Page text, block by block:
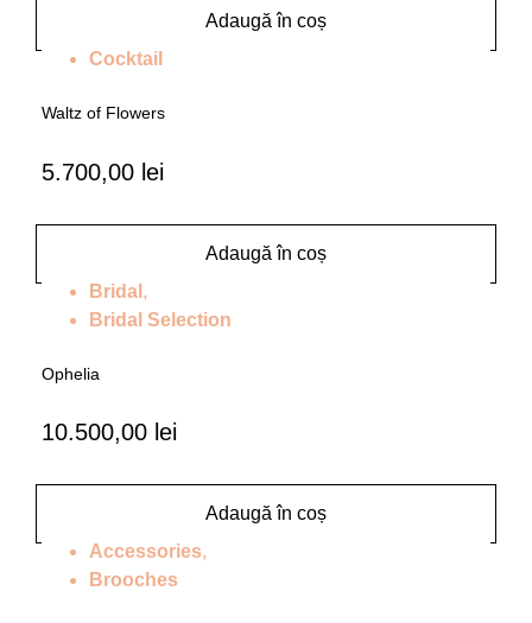
Adaugă în coș
Cocktail
Waltz of Flowers
5.700,00 lei
Adaugă în coș
Bridal ,
Bridal Selection
Ophelia
10.500,00 lei
Adaugă în coș
Accessories,
Brooches